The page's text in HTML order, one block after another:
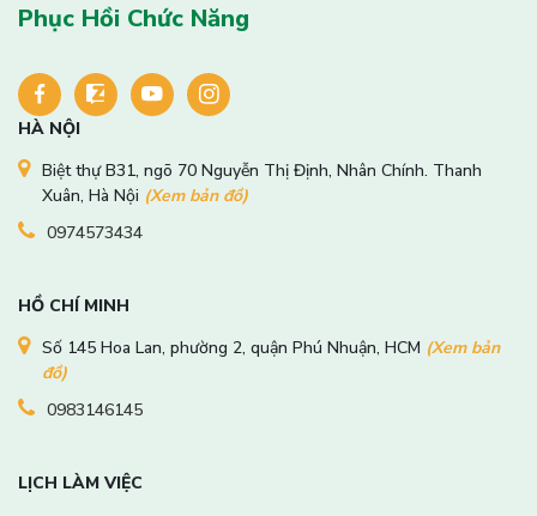
Phục Hồi Chức Năng
HÀ NỘI
Biệt thự B31, ngõ 70 Nguyễn Thị Định, Nhân Chính. Thanh
Xuân, Hà Nội (Xem bản đồ)
0974573434
HỒ CHÍ MINH
Số 145 Hoa Lan, phường 2, quận Phú Nhuận, HCM (Xem bản
đồ)
0983146145
LỊCH LÀM VIỆC